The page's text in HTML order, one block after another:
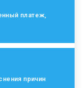
платеж,
причин